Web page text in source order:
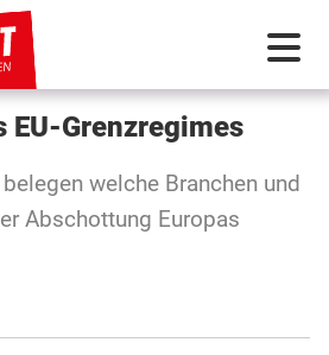
EU-Grenzregimes
welche Branchen und
Abschottung Europas